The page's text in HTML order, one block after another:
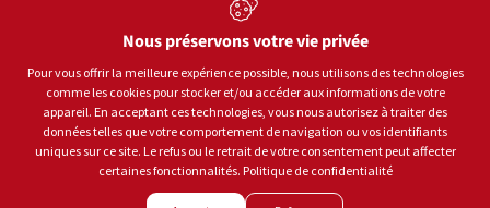
Moyens de paiement acceptés
© 2026Sports aux Puces Rive-Sud.Tous droits réservés.
Politique de confidentialitéConditions d'utilisation
Gestion des témoins
Nous préservons votre vie privée
Pour vous offrir la meilleure expérience possible, nous utilisons des technologies
comme les cookies pour stocker et/ou accéder aux informations de votre
appareil. En acceptant ces technologies, vous nous autorisez à traiter des
données telles que votre comportement de navigation ou vos identifiants
uniques sur ce site. Le refus ou le retrait de votre consentement peut affecter
certaines fonctionnalités. Politique de confidentialité